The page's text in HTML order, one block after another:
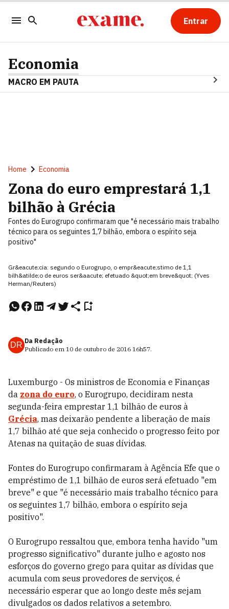
Entrar
Economia
MACRO EM PAUTA
Home Economia
Zona do euro emprestará 1,1
bilhão à Grécia
Fontes do Eurogrupo confirmaram que "é necessário mais trabalho
técnico para os seguintes 1,7 bilhão, embora o espírito seja
positivo"
Gr&eacute;cia: segundo o Eurogrupo, o empr&eacute;stimo de 1,1
bilh&atilde;o de euros ser&aacute; efetuado &quot;em breve&quot; (Yves
Herman/Reuters)
DR Da Redação
Publicado em 10 de outubro de 2016 16h57.
Luxemburgo - Os ministros de Economia e Finanças
da zona do euro, o Eurogrupo, decidiram nesta
segunda-feira emprestar 1,1 bilhão de euros à
Grécia, mas deixarão pendente a liberação de mais
1,7 bilhão até que seja conhecido o progresso feito por
Atenas na quitação de suas dívidas.
Fontes do Eurogrupo confirmaram à Agência Efe que o
empréstimo de 1,1 bilhão de euros será efetuado "em
breve" e que "é necessário mais trabalho técnico para
os seguintes 1,7 bilhão, embora o espírito seja
positivo".
O Eurogrupo ressaltou que, embora tenha havido "um
progresso significativo" durante julho e agosto nos
esforços do governo grego para quitar as dívidas que
acumula com seus provedores de serviços, é
necessário esperar que ao longo deste mês sejam
divulgados os dados relativos a setembro.